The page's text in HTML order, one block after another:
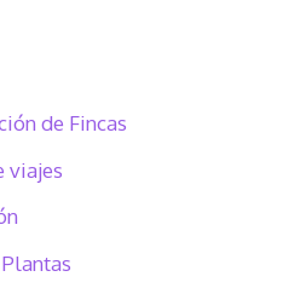
de Fincas
viajes